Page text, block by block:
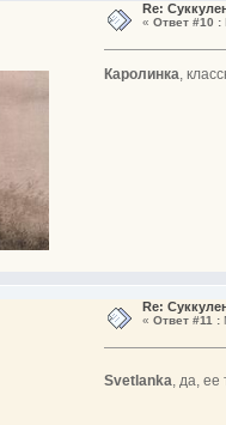
Re:
« Ответ #10 :
Каролинка,
Re:
« Ответ #11 :
Svetlanka, да, ее